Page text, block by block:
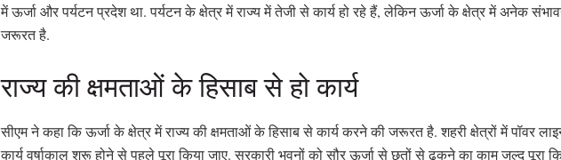
में ऊर्जा और पर्यटन प्रदेश था. पर्यटन के क्षेत्र में राज्य में तेजी से कार्य हो रहे हैं, लेकिन ऊर्जा के क्षेत्र में अनेक
जरूरत है.
राज्य की क्षमताओं के हिसाब से हो कार्य
सीएम ने कहा कि ऊर्जा के क्षेत्र में राज्य की क्षमताओं के हिसाब से कार्य करने की जरूरत है. शहरी क्षेत्रों में पॉवर
कार्य वर्षाकाल शुरू होने से पहले पूरा किया जाए. सरकारी भवनों को सौर ऊर्जा से छतों से ढकने का काम जल्द पूरा